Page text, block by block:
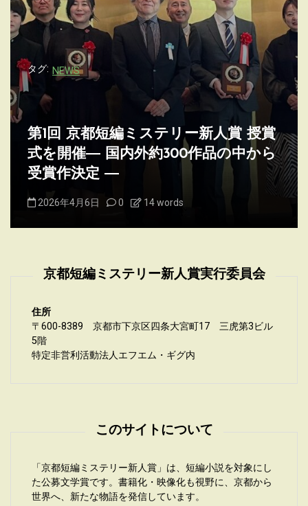
タグ: NEWS
第1回 京都短編ミステリー新人賞 授賞
式を開催― 国内外約300作品の中から
受賞作決定 ―
2026年4月6日 0 14 words
京都短編ミステリー新人賞実行委員会
住所
〒600-8389 京都市下京区四条大宮町17 三虎第3ビル
5階
特定非営利活動法人エフエム・ギグ内
このサイトについて
「京都短編ミステリー新人賞」は、短編小説を対象にし
た公募文学賞です。書籍化・映像化も視野に、京都から
世界へ、新たな物語を発信しています。